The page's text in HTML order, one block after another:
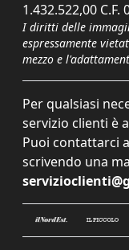
1.432.522,00 C.F.
I diritti delle
espressamente
mezzo e
Per qualsiasi
servizio clienti è
Puoi contattarci
scrivendo una